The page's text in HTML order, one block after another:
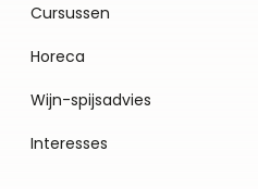
Cursussen
Horeca
Wijn-spijsadvies
Interesses